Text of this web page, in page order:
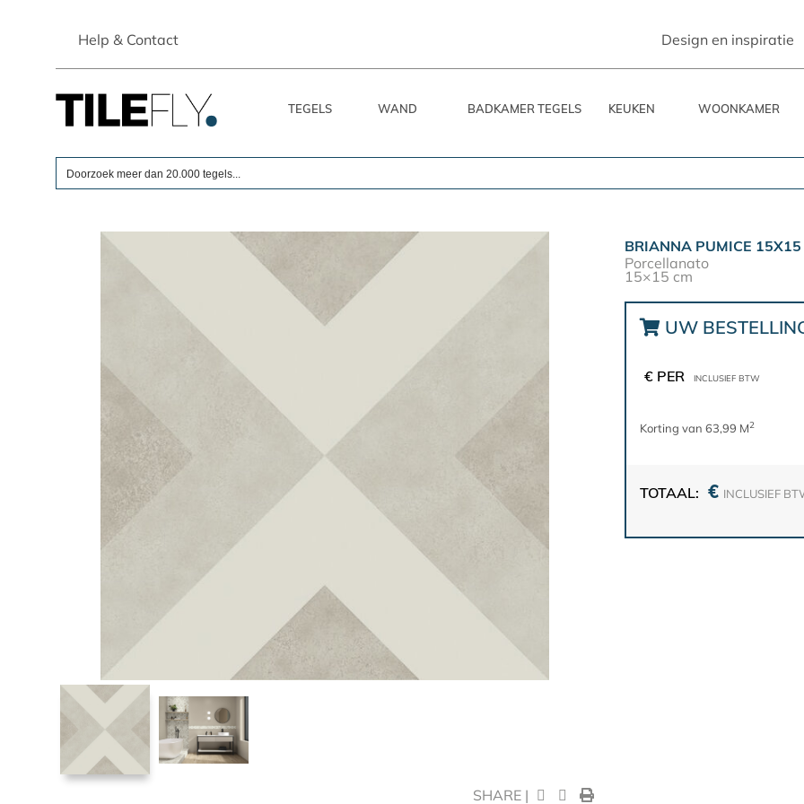
Help & Contact Design en inspiratie
TEGELS WAND BADKAMER TEGELS KEUKEN WOONKAMER
SHARE |
BRIANNA PUMICE 15X15
Porcellanato
15×15 cm
UW
€ PER INCLUSIEF BTW
Korting van 63,99 M2
TOTAAL: € INCLUSIEF